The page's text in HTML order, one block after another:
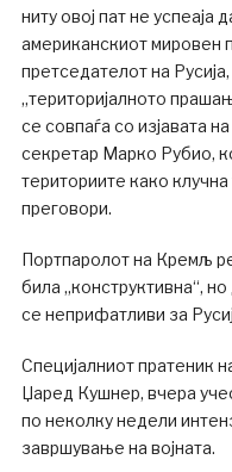
ниту овој пат не успеаја
американскиот мировен
претседателот на
„територијалното
се совпаѓа со изјавата
секретар Марко Рубио,
териториите како
преговори.
Портпаролот на Кремљ
била „конструктивна“,
се неприфатливи за
Специјалниот пратеник
Џаред Кушнер, вчера
по неколку недели
завршување на војната.